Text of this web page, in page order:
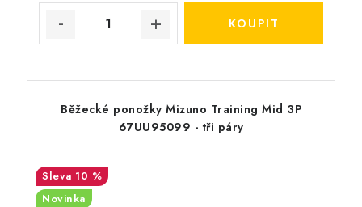
Běžecké ponožky Mizuno Training Mid 3P
67UU95099 - tři páry
10 %
Novinka